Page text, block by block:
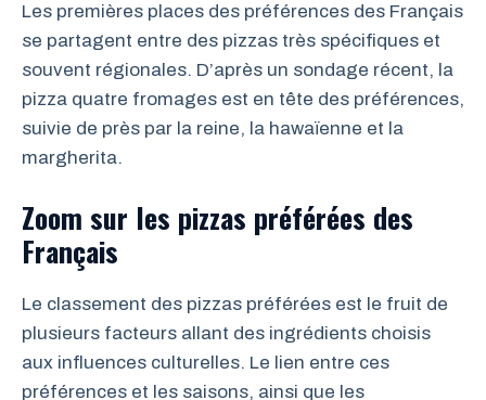
Les premières places des préférences des Français
se partagent entre des pizzas très spécifiques et
souvent régionales. D’après un sondage récent, la
pizza quatre fromages est en tête des préférences,
suivie de près par la reine, la hawaïenne et la
margherita.
Zoom sur les pizzas préférées des
Français
Le classement des pizzas préférées est le fruit de
plusieurs facteurs allant des ingrédients choisis
aux influences culturelles. Le lien entre ces
préférences et les saisons, ainsi que les